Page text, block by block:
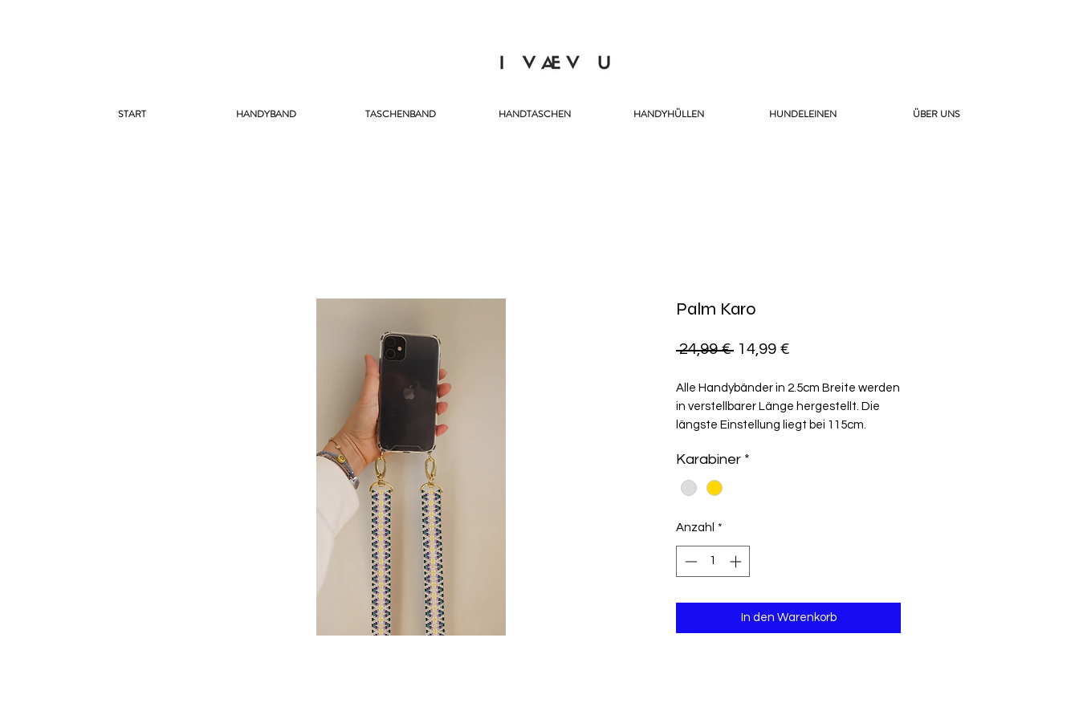
START HANDYBAND TASCHENBAND HANDTASCHEN HANDYHÜLLEN HUNDELEINEN ÜBER UNS
Palm Karo
24,99 € Standardpreis
14,99 €Sale-
Alle Handybänder in 2.5cm Breite werden
in verstellbarer Länge hergestellt. Die
längste Einstellung liegt bei 115cm.
Karabiner *
Anzahl *
In den Warenkorb